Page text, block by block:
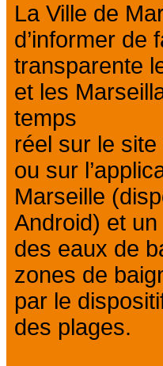
La Ville de
d’informer de
transparente
et les
temps
réel sur le
ou sur
Marseille
Android) et
des eaux de
zones de
par le
des plages.